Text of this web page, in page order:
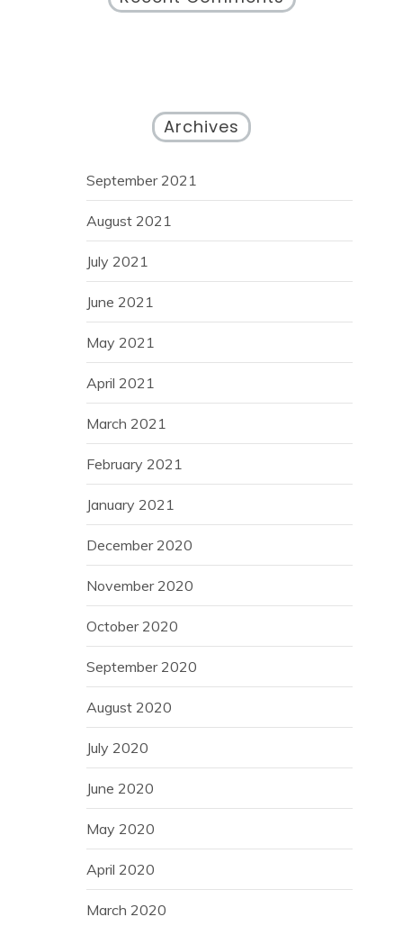
Archives
September 2021
August 2021
July 2021
June 2021
May 2021
April 2021
March 2021
February 2021
January 2021
December 2020
November 2020
October 2020
September 2020
August 2020
July 2020
June 2020
May 2020
April 2020
March 2020